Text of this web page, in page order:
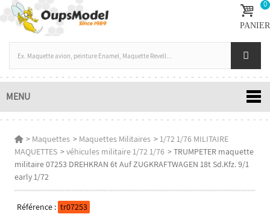
0
PANIER
MENU
> Maquettes > Maquettes Militaires >1/72 1/76 MILITAIRE
MAQUETTES >véhicules militaire 1/72 1/76 >TRUMPETER maquette
militaire 07253 DREHKRAN 6t Auf ZUGKRAFTWAGEN 18t Sd.Kfz. 9/1
early 1/72
Référence : tr07253